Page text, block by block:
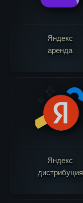
Яндекс
аренда
Яндекс
дистрибуция